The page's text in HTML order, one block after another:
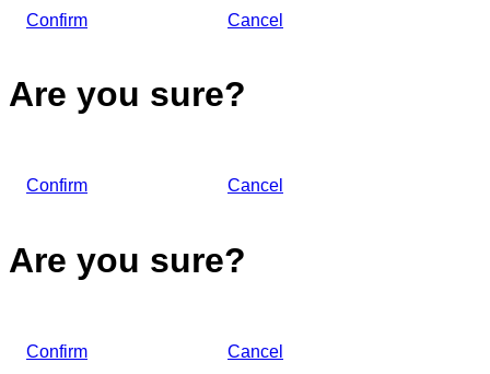
Confirm Cancel
Are you sure?
Confirm Cancel
Are you sure?
Confirm Cancel